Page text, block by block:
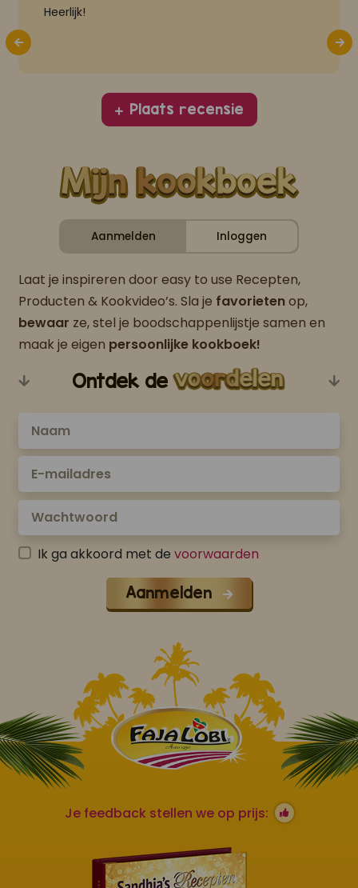
Heerlijk!
Plaats recensie
Aanmelden Inloggen
Laat je inspireren door easy to use Recepten,
Producten & Kookvideo’s. Sla je favorietenop,
bewaar ze, stel je boodschappenlijstje samen en
maak je eigen persoonlijke kookboek!
Ontdek de
Ik ga akkoord met de voorwaarden
Aanmelden
Je feedback stellen we op prijs: